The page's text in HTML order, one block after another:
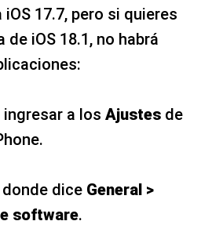
17.7, pero si quieres
iOS 18.1, no habrá
a los Ajustes de
dice General >
software.